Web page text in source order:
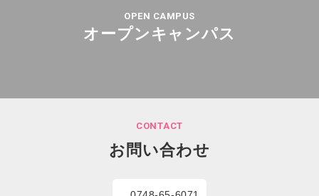
OPEN CAMPUS
オープンキャンパス
CONTACT
お問い合わせ